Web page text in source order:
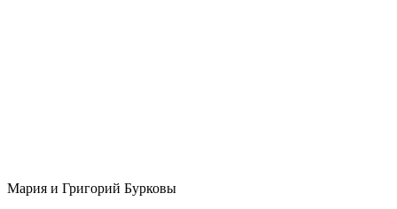
Мария и Григорий Бурковы